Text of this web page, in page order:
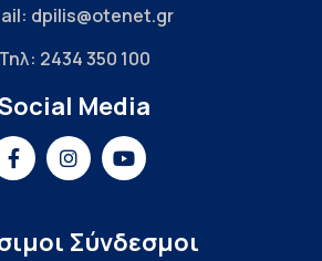
dpilis@otenet.gr
Τηλ: 2434 350 100
Media
Σύνδεσμοι